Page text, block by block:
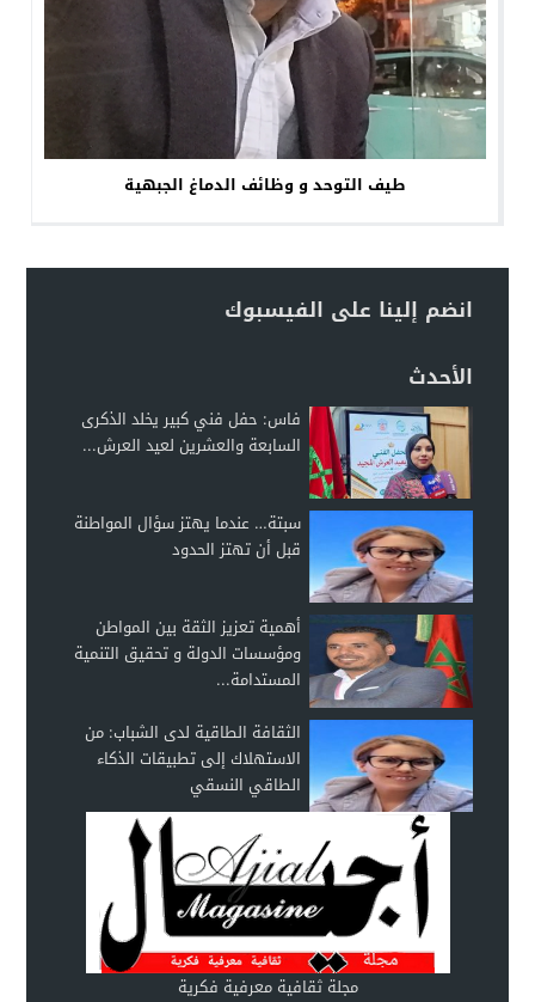
طيف التوحد و وظائف الدماغ الجبهية
انضم إلينا على الفيسبوك
الأحدث
فاس: حفل فني كبير يخلد الذكرى
السابعة والعشرين لعيد العرش...
سبتة… عندما يهتز سؤال المواطنة
قبل أن تهتز الحدود
أهمية تعزيز الثقة بين المواطن
ومؤسسات الدولة و تحقيق التنمية
المستدامة...
الثقافة الطاقية لدى الشباب: من
الاستهلاك إلى تطبيقات الذكاء
الطاقي النسقي
مجلة ثقافية معرفية فكرية